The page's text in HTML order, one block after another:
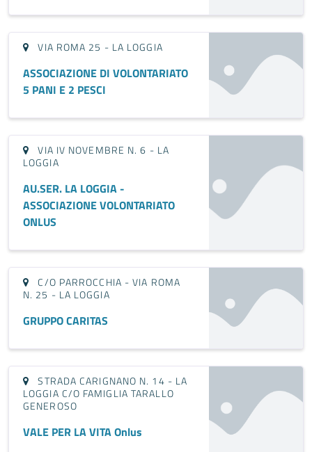
VIA ROMA 25 - LA LOGGIA
ASSOCIAZIONE DI VOLONTARIATO
5 PANI E 2 PESCI
VIA IV NOVEMBRE N. 6 - LA
LOGGIA
AU.SER. LA LOGGIA -
ASSOCIAZIONE VOLONTARIATO
ONLUS
C/O PARROCCHIA - VIA ROMA
N. 25 - LA LOGGIA
GRUPPO CARITAS
STRADA CARIGNANO N. 14 - LA
LOGGIA C/O FAMIGLIA TARALLO
GENEROSO
VALE PER LA VITA Onlus